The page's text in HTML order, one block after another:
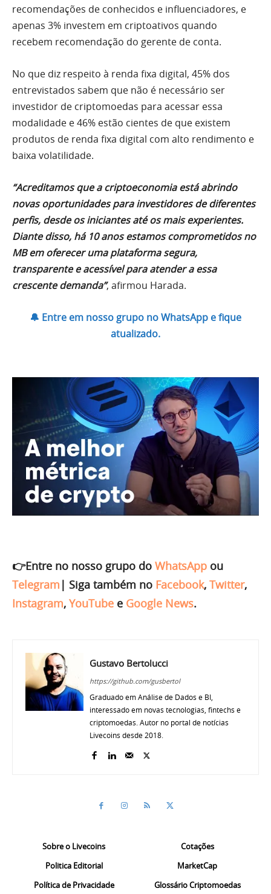
recomendações de conhecidos e influenciadores, e
apenas 3% investem em criptoativos quando
recebem recomendação do gerente de conta.
No que diz respeito à renda fixa digital, 45% dos
entrevistados sabem que não é necessário ser
investidor de criptomoedas para acessar essa
modalidade e 46% estão cientes de que existem
produtos de renda fixa digital com alto rendimento e
baixa volatilidade.
“Acreditamos que a criptoeconomia está abrindo
novas oportunidades para investidores de diferentes
perfis, desde os iniciantes até os mais experientes.
Diante disso, há 10 anos estamos comprometidos no
MB em oferecer uma plataforma segura,
transparente e acessível para atender a essa
crescente demanda”, afirmou Harada.
🔔 Entre em nosso grupo no WhatsApp e fique
atualizado.
👉Entre no nosso grupo do WhatsApp ou
Telegram | Siga também no Facebook, Twitter,
Instagram, YouTube e Google News.
Gustavo Bertolucci
https://github.com/gusbertol
Graduado em Análise de Dados e BI,
interessado em novas tecnologias, fintechs e
criptomoedas. Autor no portal de notícias
Livecoins desde 2018.
Sobre o Livecoins
Politica Editorial
Política de Privacidade
Cotações
MarketCap
Glossário Criptomoedas